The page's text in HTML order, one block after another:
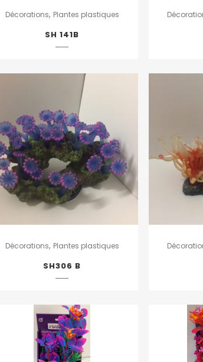
Décorations, Plantes plastiques
SH 141B
Décorations, Plantes plastiques
SH306 B